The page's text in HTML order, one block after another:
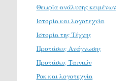
Θεωρία ανάλυσης κειμένων
Ιστορία και λογοτεχνία
Ιστορία της Τέχνης
Προτάσεις Ανάγνωσης
Προτάσεις Ταινιών
Ροκ και λογοτεχνία